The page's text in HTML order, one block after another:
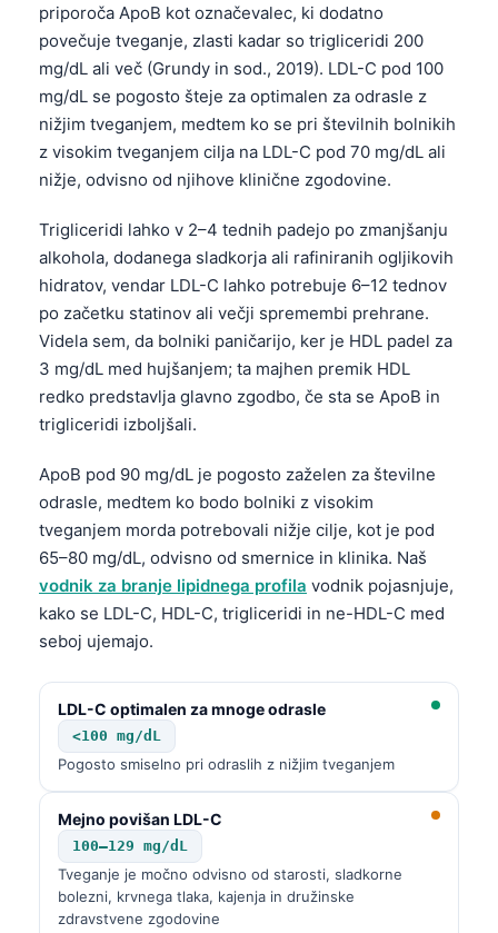
priporoča ApoB kot označevalec, ki dodatno
povečuje tveganje, zlasti kadar so trigliceridi 200
mg/dL ali več (Grundy in sod., 2019). LDL-C pod 100
mg/dL se pogosto šteje za optimalen za odrasle z
nižjim tveganjem, medtem ko se pri številnih bolnikih
z visokim tveganjem cilja na LDL-C pod 70 mg/dL ali
nižje, odvisno od njihove klinične zgodovine.
Trigliceridi lahko v 2–4 tednih padejo po zmanjšanju
alkohola, dodanega sladkorja ali rafiniranih ogljikovih
hidratov, vendar LDL-C lahko potrebuje 6–12 tednov
po začetku statinov ali večji spremembi prehrane.
Videla sem, da bolniki paničarijo, ker je HDL padel za
3 mg/dL med hujšanjem; ta majhen premik HDL
redko predstavlja glavno zgodbo, če sta se ApoB in
trigliceridi izboljšali.
ApoB pod 90 mg/dL je pogosto zaželen za številne
odrasle, medtem ko bodo bolniki z visokim
tveganjem morda potrebovali nižje cilje, kot je pod
65–80 mg/dL, odvisno od smernice in klinika. Naš
vodnik za branje lipidnega profila vodnik pojasnjuje,
kako se LDL-C, HDL-C, trigliceridi in ne-HDL-C med
seboj ujemajo.
LDL-C optimalen za mnoge odrasle
<100 mg/dL
Pogosto smiselno pri odraslih z nižjim tveganjem
Mejno povišan LDL-C
100–129 mg/dL
Tveganje je močno odvisno od starosti, sladkorne
bolezni, krvnega tlaka, kajenja in družinske
zdravstvene zgodovine